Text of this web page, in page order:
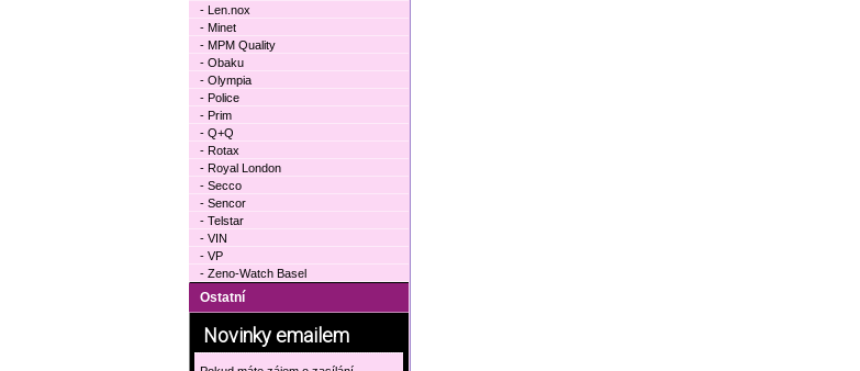
- Len.nox
- Minet
- MPM Quality
- Obaku
- Olympia
- Police
- Prim
- Q+Q
- Rotax
- Royal London
- Secco
- Sencor
- Telstar
- VIN
- VP
- Zeno-Watch Basel
Ostatní
Novinky emailem